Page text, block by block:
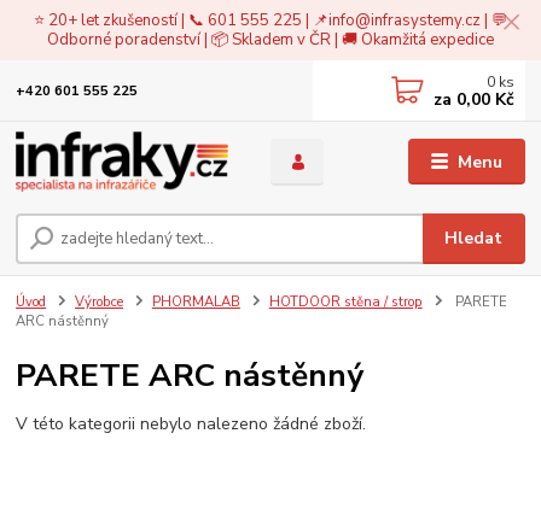
⭐ 20+ let zkušeností | 📞 601 555 225 | 📌info@infrasystemy.cz| 💬
Odborné poradenství | 📦 Skladem v ČR | 🚚 Okamžitá expedice
Menu
Hledat
+420 601 555 225 0 ks
za 0,00 Kč
Úvod Výrobce PHORMALAB HOTDOOR stěna / strop
PARETE
ARC nástěnný
PARETE ARC nástěnný
V této kategorii nebylo nalezeno žádné zboží.